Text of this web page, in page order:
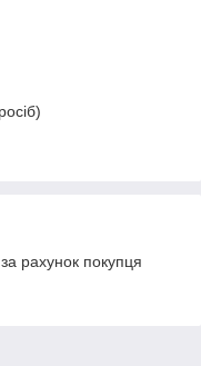
рахунок покупця